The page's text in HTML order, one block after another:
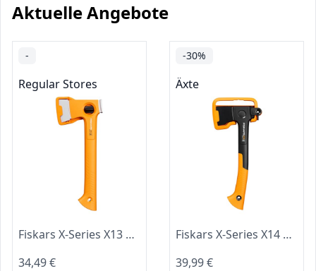
Aktuelle Angebote
-
Regular Stores
Fiskars X-Series X13 Campingaxt, Ultraleicht (480 g), Kopfgewicht 325 g
34,49 €
-30%
Äxte
Fiskars X-Series X14 Universal-Axt, XS, Länge 35,5 cm, Kopfgewicht 529 g
39,99 €